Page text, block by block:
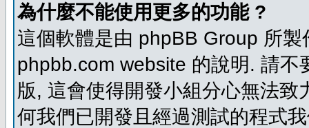
為什麼不能使用更多的功能 ?
這個軟體是由 phpBB Group 所
phpbb.com website 的說明. 請
版, 這會使得開發小組分心無法
何我們已開發且經過測試的程式